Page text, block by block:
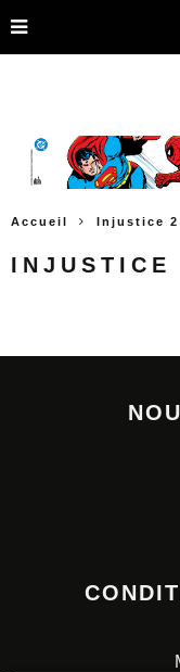
Accueil Injustice 2
INJUSTICE